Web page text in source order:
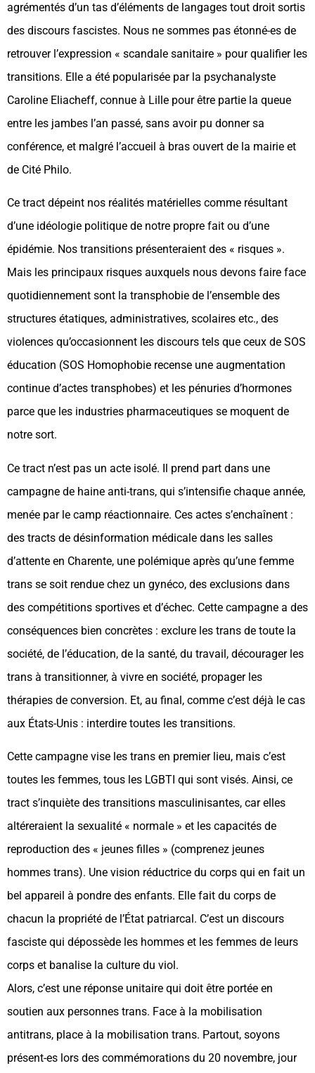
agrémentés d’un tas d’éléments de langages tout droit sortis
des discours fascistes. Nous ne sommes pas étonné-es de
retrouver l’expression « scandale sanitaire » pour qualifier les
transitions. Elle a été popularisée par la psychanalyste
Caroline Eliacheff, connue à Lille pour être partie la queue
entre les jambes l’an passé, sans avoir pu donner sa
conférence, et malgré l’accueil à bras ouvert de la mairie et
de Cité Philo.
Ce tract dépeint nos réalités matérielles comme résultant
d’une idéologie politique de notre propre fait ou d’une
épidémie. Nos transitions présenteraient des « risques ».
Mais les principaux risques auxquels nous devons faire face
quotidiennement sont la transphobie de l’ensemble des
structures étatiques, administratives, scolaires etc., des
violences qu’occasionnent les discours tels que ceux de SOS
éducation (SOS Homophobie recense une augmentation
continue d’actes transphobes) et les pénuries d’hormones
parce que les industries pharmaceutiques se moquent de
notre sort.
Ce tract n’est pas un acte isolé. Il prend part dans une
campagne de haine anti-trans, qui s’intensifie chaque année,
menée par le camp réactionnaire. Ces actes s’enchaînent :
des tracts de désinformation médicale dans les salles
d’attente en Charente, une polémique après qu’une femme
trans se soit rendue chez un gynéco, des exclusions dans
des compétitions sportives et d’échec. Cette campagne a des
conséquences bien concrètes : exclure les trans de toute la
société, de l’éducation, de la santé, du travail, décourager les
trans à transitionner, à vivre en société, propager les
thérapies de conversion. Et, au final, comme c’est déjà le cas
aux États-Unis : interdire toutes les transitions.
Cette campagne vise les trans en premier lieu, mais c’est
toutes les femmes, tous les LGBTI qui sont visés. Ainsi, ce
tract s’inquiète des transitions masculinisantes, car elles
altéreraient la sexualité « normale » et les capacités de
reproduction des « jeunes filles » (comprenez jeunes
hommes trans). Une vision réductrice du corps qui en fait un
bel appareil à pondre des enfants. Elle fait du corps de
chacun la propriété de l’État patriarcal. C’est un discours
fasciste qui dépossède les hommes et les femmes de leurs
corps et banalise la culture du viol.
Alors, c’est une réponse unitaire qui doit être portée en
soutien aux personnes trans. Face à la mobilisation
antitrans, place à la mobilisation trans. Partout, soyons
présent-es lors des commémorations du 20 novembre, jour